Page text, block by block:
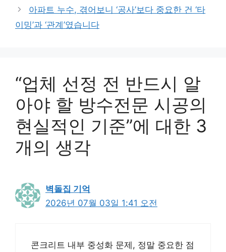
아파트 누수, 겪어보니 ‘공사’보다 중요한 건 ‘타
이밍’과 ‘관계’였습니다
“업체 선정 전 반드시 알
아야 할 방수전문 시공의
현실적인 기준”에 대한 3
개의 생각
벽돌집 기억
2026년 07월 03일 1:41 오전
콘크리트 내부 중성화 문제, 정말 중요한 점